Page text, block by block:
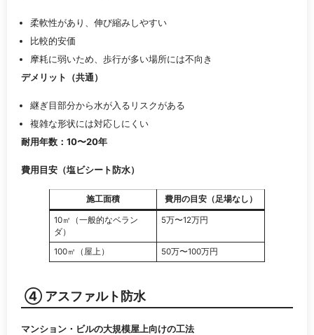
柔軟性があり、伸び縮みしやすい
比較的安価
摩耗に弱いため、歩行が多い場所には不向き
デメリット（共通）
継ぎ目部分から水が入るリスクがある
複雑な形状には対応しにくい
耐用年数：10〜20年
費用目安（塩ビシート防水）
施工面積 費用の目安（足場なし）
10㎡（一般的なベラン
ダ）
5万〜12万円
100㎡（屋上） 50万〜100万円
④ アスファルト防水
マンション・ビルの大規模屋上向けの工法